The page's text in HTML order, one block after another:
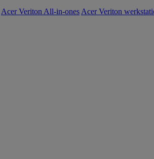
Acer Veriton All-in-ones Acer Veriton